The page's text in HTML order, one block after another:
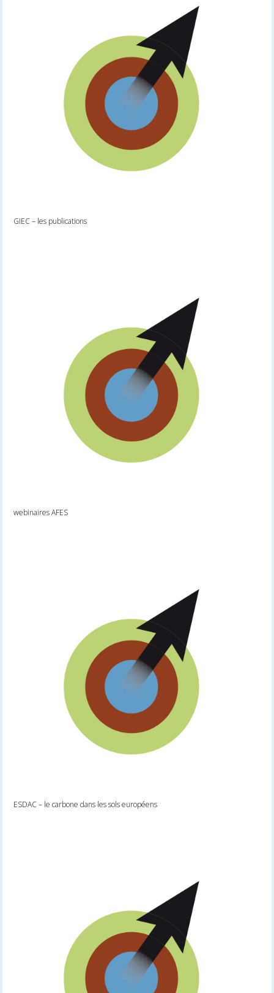
GIEC – les publications
webinaires AFES
ESDAC – le carbone dans les sols européens